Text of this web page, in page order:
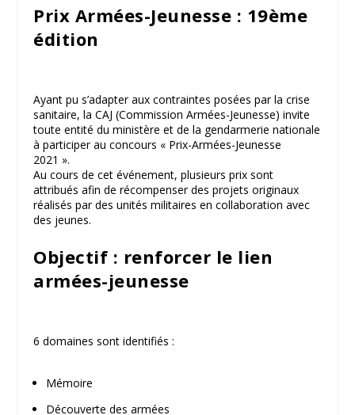
Prix Armées-Jeunesse : 19ème
édition
Ayant pu s’adapter aux contraintes posées par la crise
sanitaire, la CAJ (Commission Armées-Jeunesse) invite
toute entité du ministère et de la gendarmerie nationale
à participer au concours « Prix-Armées-Jeunesse
2021 ».
Au cours de cet événement, plusieurs prix sont
attribués afin de récompenser des projets originaux
réalisés par des unités militaires en collaboration avec
des jeunes.
Objectif : renforcer le lien
armées-jeunesse
6 domaines sont identifiés :
Mémoire
Découverte des armées